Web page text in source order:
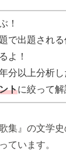
！
で出題され
よ！
分以上分析
トに絞って解
集』の文学
ています。